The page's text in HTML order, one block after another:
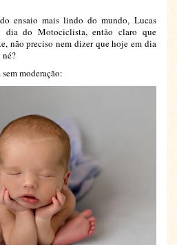
ensaio mais lindo do mundo, Lucas
do Motociclista, então claro que
não preciso nem dizer que hoje em dia
né?
moderação: